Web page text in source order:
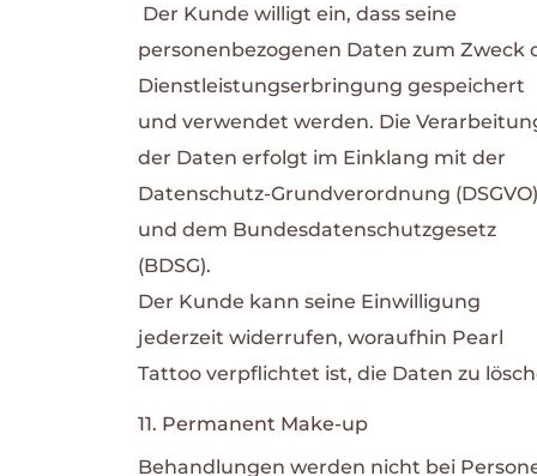
Der Kunde willigt ein, dass seine
personenbezogenen Daten zum Zweck
Dienstleistungserbringung gespeichert
und verwendet werden. Die
der Daten erfolgt im Einklang mit der
Datenschutz-Grundverordnung (DSGVO)
und dem Bundesdatenschutzgesetz
(BDSG).
Der Kunde kann seine Einwilligung
jederzeit widerrufen, woraufhin Pearl
Tattoo verpflichtet ist, die Daten zu
11. Permanent Make-up
Behandlungen werden nicht bei